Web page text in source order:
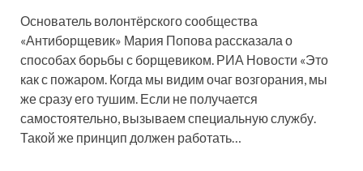
Основатель волонтёрского сообщества
«Антиборщевик» Мария Попова рассказала о
способах борьбы с борщевиком. РИА Новости «Это
как с пожаром. Когда мы видим очаг возгорания, мы
же сразу его тушим. Если не получается
самостоятельно, вызываем специальную службу.
Такой же принцип должен работать…